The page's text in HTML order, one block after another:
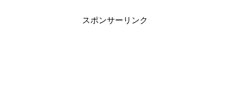
スポンサーリンク